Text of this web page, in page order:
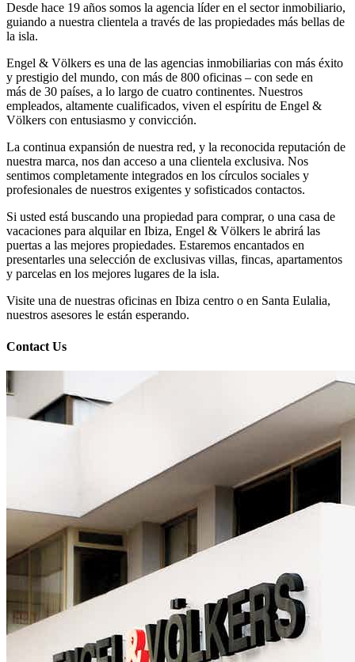
Desde hace 19 años somos la agencia líder en el sector inmobiliario,
guiando a nuestra clientela a través de las propiedades más bellas de
la isla.
Engel & Völkers es una de las agencias inmobiliarias con más éxito
y prestigio del mundo, con más de 800 oficinas – con sede en
más de 30 países, a lo largo de cuatro continentes. Nuestros
empleados, altamente cualificados, viven el espíritu de Engel &
Völkers con entusiasmo y convicción.
La continua expansión de nuestra red, y la reconocida reputación de
nuestra marca, nos dan acceso a una clientela exclusiva. Nos
sentimos completamente integrados en los círculos sociales y
profesionales de nuestros exigentes y sofisticados contactos.
Si usted está buscando una propiedad para comprar, o una casa de
vacaciones para alquilar en Ibiza, Engel & Völkers le abrirá las
puertas a las mejores propiedades. Estaremos encantados en
presentarles una selección de exclusivas villas, fincas, apartamentos
y parcelas en los mejores lugares de la isla.
Visite una de nuestras oficinas en Ibiza centro o en Santa Eulalia,
nuestros asesores le están esperando.
Contact Us